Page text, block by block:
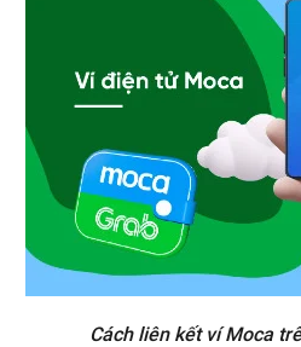
Cách liên kết ví Moca